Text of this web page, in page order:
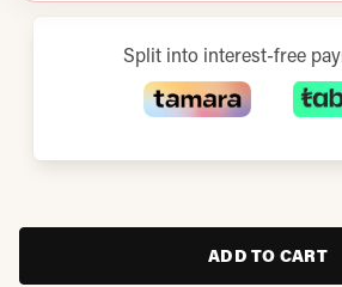
Split into interest-free
ADD TO CART